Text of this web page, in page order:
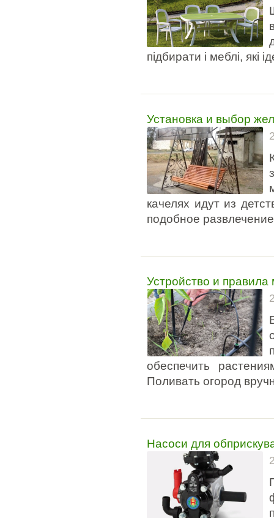
підбирати і меблі, які
Установка и выбор
качелях идут из
подобное
Устройство и
обеспечить
Поливать огород
Насоси для